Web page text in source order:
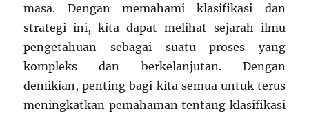
masa. Dengan memahami klasifikasi dan
strategi ini, kita dapat melihat sejarah ilmu
pengetahuan sebagai suatu proses yang
kompleks dan berkelanjutan. Dengan
demikian, penting bagi kita semua untuk terus
meningkatkan pemahaman tentang klasifikasi